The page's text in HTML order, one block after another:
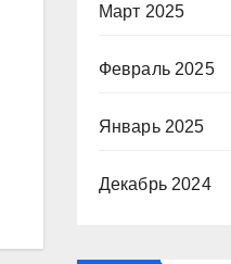
Март 2025
Февраль 2025
Январь 2025
Декабрь 2024